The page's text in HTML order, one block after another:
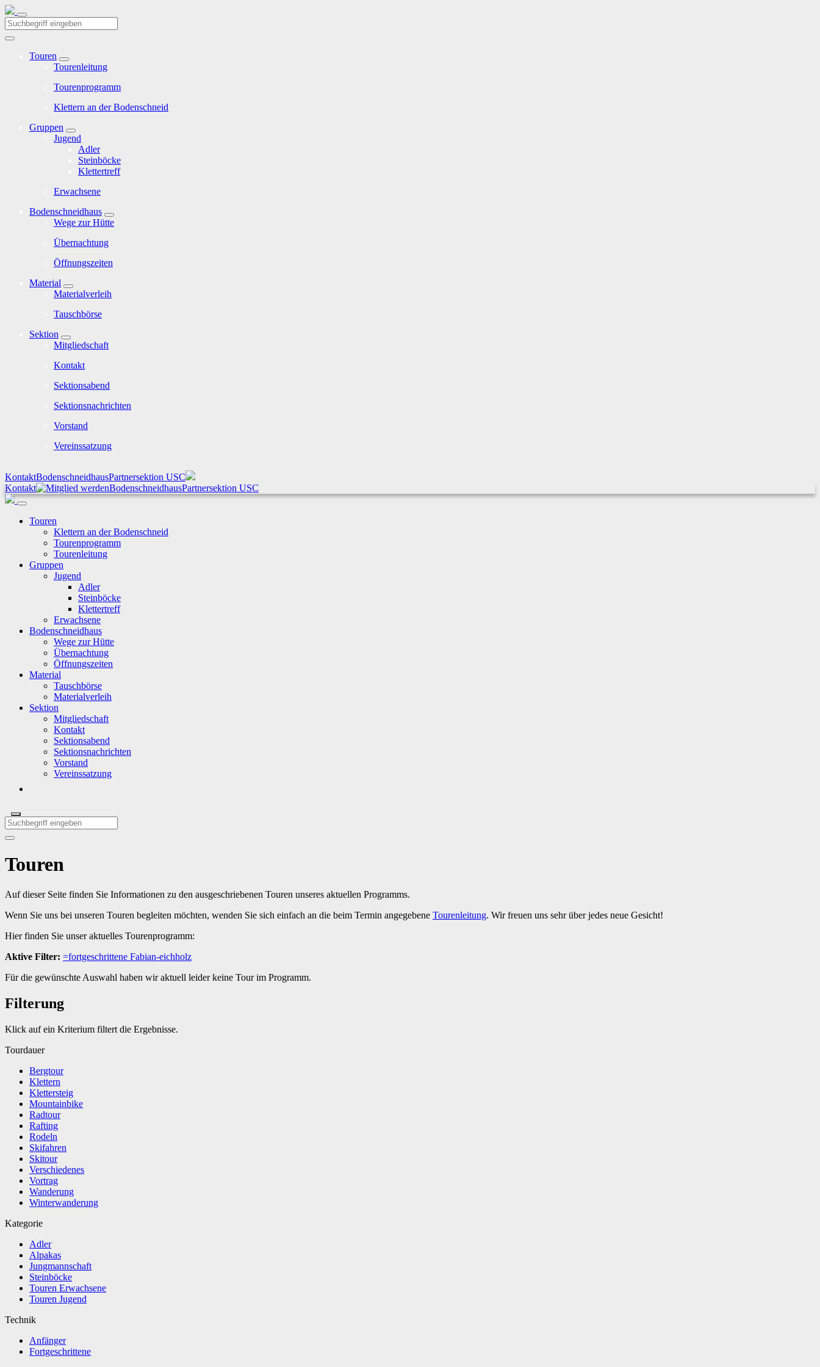
Touren
Tourenleitung
Tourenprogramm
Klettern an der Bodenschneid
Gruppen
Jugend
Adler
Steinböcke
Klettertreff
Erwachsene
Bodenschneidhaus
Wege zur Hütte
Übernachtung
Öffnungszeiten
Material
Materialverleih
Tauschbörse
Sektion
Mitgliedschaft
Kontakt
Sektionsabend
Sektionsnachrichten
Vorstand
Vereinssatzung
KontaktBodenschneidhausPartnersektion USC
Kontakt
BodenschneidhausPartnersektion USC
Touren
Klettern an der Bodenschneid
Tourenprogramm
Tourenleitung
Gruppen
Jugend
Adler
Steinböcke
Klettertreff
Erwachsene
Bodenschneidhaus
Wege zur Hütte
Übernachtung
Öffnungszeiten
Material
Tauschbörse
Materialverleih
Sektion
Mitgliedschaft
Kontakt
Sektionsabend
Sektionsnachrichten
Vorstand
Vereinssatzung
Touren
Auf dieser Seite finden Sie Informationen zu den ausgeschriebenen Touren unseres aktuellen Programms.
Wenn Sie uns bei unseren Touren begleiten möchten, wenden Sie sich einfach an die beim Termin angegebene Tourenleitung. Wir freuen uns sehr über jedes neue Gesicht!
Hier finden Sie unser aktuelles Tourenprogramm:
Aktive Filter: =fortgeschrittene Fabian-eichholz
Für die gewünschte Auswahl haben wir aktuell leider keine Tour im Programm.
Filterung
Klick auf ein Kriterium filtert die Ergebnisse.
Tourdauer
Bergtour
Klettern
Klettersteig
Mountainbike
Radtour
Rafting
Rodeln
Skifahren
Skitour
Verschiedenes
Vortrag
Wanderung
Winterwanderung
Kategorie
Adler
Alpakas
Jungmannschaft
Steinböcke
Touren Erwachsene
Touren Jugend
Technik
Anfänger
Fortgeschrittene